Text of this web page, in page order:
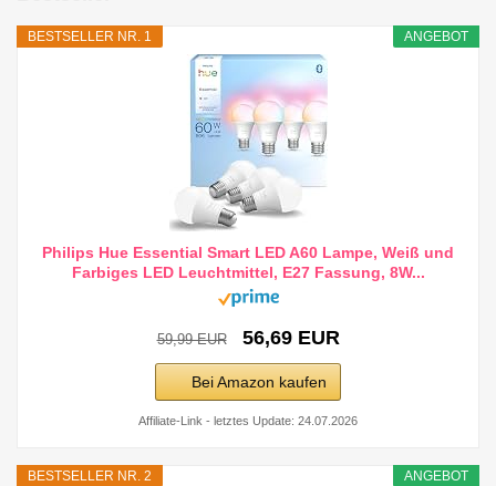
ANGEBOT
BESTSELLER NR. 1
Philips Hue Essential Smart LED A60 Lampe, Weiß und
Farbiges LED Leuchtmittel, E27 Fassung, 8W...
59,99 EUR 56,69 EUR
Bei Amazon kaufen
Affiliate-Link - letztes Update: 24.07.2026
ANGEBOT
BESTSELLER NR. 2